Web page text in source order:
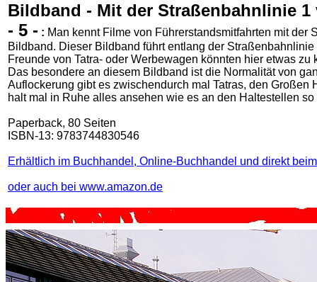
Bildband - Mit der Straßenbahnlinie
- 5 - : Man kennt Filme von Führerstandsmitfahrten mit
Bildband. Dieser Bildband führt entlang der
Freunde von Tatra- oder Werbewagen könnten hier etwas
Das besondere an diesem Bildband ist die Normalität von
Auflockerung gibt es zwischendurch mal Tatras, den
halt mal in Ruhe alles ansehen wie es an den Haltestellen so
Paperback, 80 Seiten
ISBN-13: 9783744830546
Erhältlich im Buchhandel, Online-Buchhandel und direkt
oder auch bei www.amazon.de